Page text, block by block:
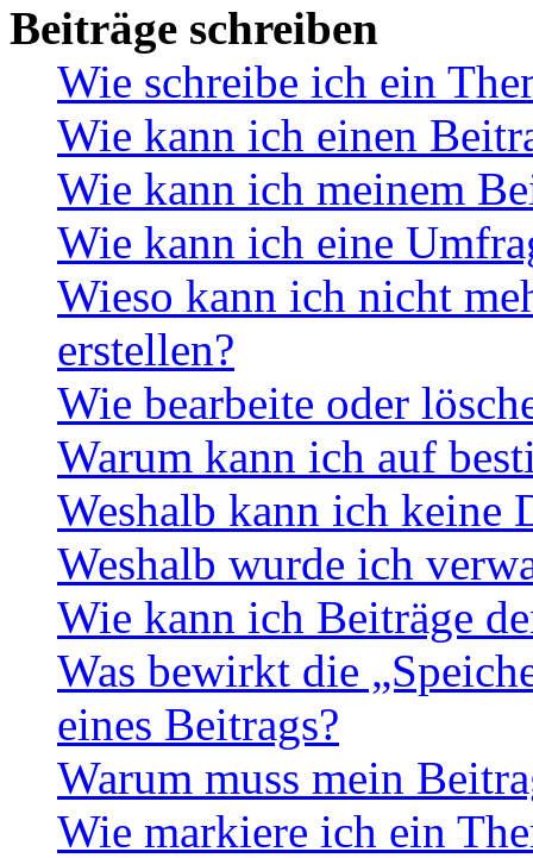
Beiträge schreiben
Wie schreibe ich ein
Wie kann ich einen
Wie kann ich meinem
Wie kann ich eine
Wieso kann ich nicht
erstellen?
Wie bearbeite oder
Warum kann ich auf
Weshalb kann ich keine
Weshalb wurde ich
Wie kann ich Beiträge
Was bewirkt die
eines Beitrags?
Warum muss mein
Wie markiere ich ein